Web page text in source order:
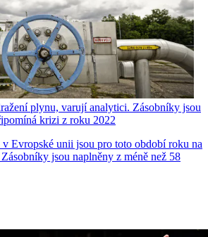
plynu, varují analytici. Zásobníky jsou
krizi z roku 2022
Evropské unii jsou pro toto období roku na
jsou naplněny z méně než 58